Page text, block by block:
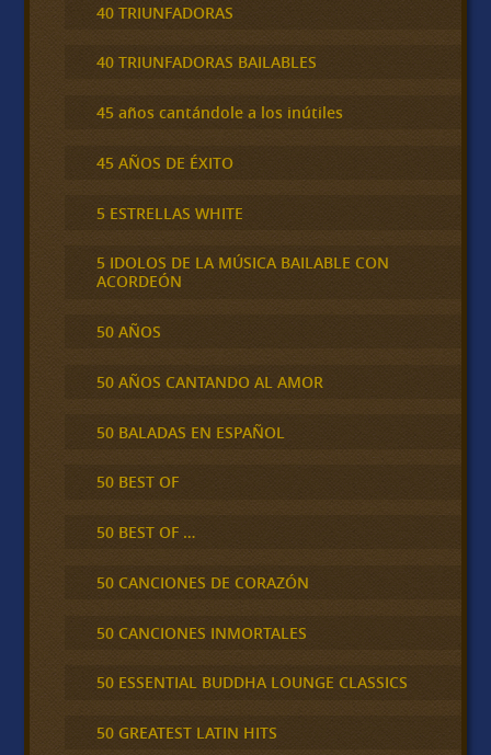
40 TRIUNFADORAS
40 TRIUNFADORAS BAILABLES
45 años cantándole a los inútiles
45 AÑOS DE ÉXITO
5 ESTRELLAS WHITE
5 IDOLOS DE LA MÚSICA BAILABLE CON
ACORDEÓN
50 AÑOS
50 AÑOS CANTANDO AL AMOR
50 BALADAS EN ESPAÑOL
50 BEST OF
50 BEST OF …
50 CANCIONES DE CORAZÓN
50 CANCIONES INMORTALES
50 ESSENTIAL BUDDHA LOUNGE CLASSICS
50 GREATEST LATIN HITS